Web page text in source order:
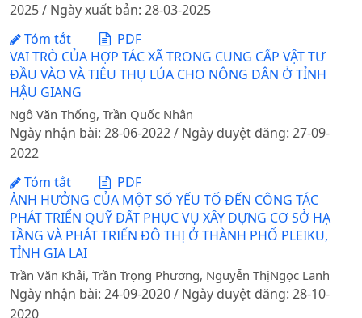
2025 / Ngày xuất bản: 28-03-2025
Tóm tắt
PDF
VAI TRÒ CỦA HỢP TÁC XÃ TRONG CUNG CẤP VẬT TƯ
ĐẦU VÀO VÀ TIÊU THỤ LÚA CHO NÔNG DÂN Ở TỈNH
HẬU GIANG
Ngô Văn Thống, Trần Quốc Nhân
Ngày nhận bài: 28-06-2022 / Ngày duyệt đăng: 27-09-
2022
Tóm tắt
PDF
ẢNH HƯỞNG CỦA MỘT SỐ YẾU TỐ ĐẾN CÔNG TÁC
PHÁT TRIỂN QUỸ ĐẤT PHỤC VỤ XÂY DỰNG CƠ SỞ HẠ
TẦNG VÀ PHÁT TRIỂN ĐÔ THỊ Ở THÀNH PHỐ PLEIKU,
TỈNH GIA LAI
Trần Văn Khải, Trần Trọng Phương, Nguyễn ThịNgọc Lanh
Ngày nhận bài: 24-09-2020 / Ngày duyệt đăng: 28-10-
2020